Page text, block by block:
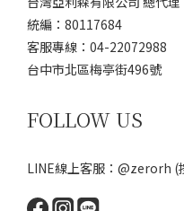
統編：80117684
客服專線：04-22072988
台中市北區梅亭街496號
FOLLOW US
LINE線上客服：@zerorh (